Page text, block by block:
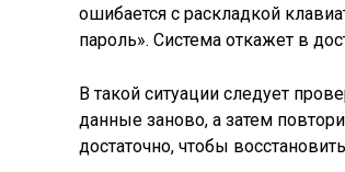
ошибается с раскладкой
пароль». Система откажет в
В такой ситуации следует
данные заново, а затем
достаточно, чтобы